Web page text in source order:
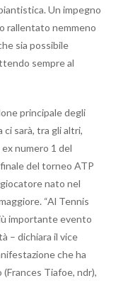
Un impegno
rallentato nemmeno
sia possibile
sempre al
principale degli
sarà, tra gli altri,
numero 1 del
del torneo ATP
nato nel
“Al Tennis
importante evento
– dichiara il vice
che ha
Tiafoe, ndr),